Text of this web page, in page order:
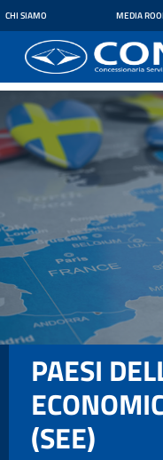
CHI SIAMO MEDIA
PAESI
(SEE)